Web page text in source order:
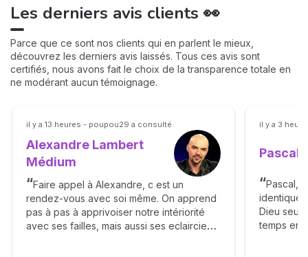
Les derniers avis clients 👀
Parce que ce sont nos clients qui en parlent le mieux,
découvrez les derniers avis laissés. Tous ces avis sont
certifiés, nous avons fait le choix de la transparence totale en
ne modérant aucun témoignage.
il y a 13 heures - poupou29 a consulté
Alexandre Lambert
Médium
Faire appel à Alexandre, c est un
rendez-vous avec soi même. On apprend
pas à pas à apprivoiser notre intériorité
avec ses failles, mais aussi ses eclaircies…
il y a 3
Pascal
Pascal,
Dieu seul
temps